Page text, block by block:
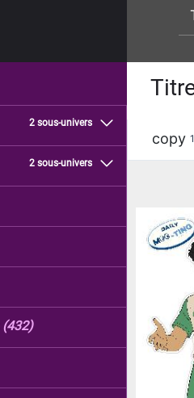
2 sous-univers
2 sous-univers
(432)
copy